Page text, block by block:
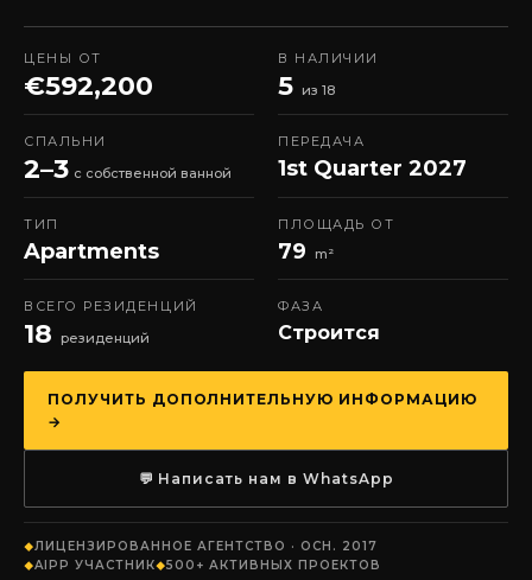
ЦЕНЫ ОТ
€592,200
В НАЛИЧИИ
5 из 18
СПАЛЬНИ
2–3 с собственной ванной
ПЕРЕДАЧА
1st Quarter 2027
ТИП
Apartments
ПЛОЩАДЬ ОТ
79 m²
ВСЕГО РЕЗИДЕНЦИЙ
18 резиденций
ФАЗА
Строится
ПОЛУЧИТЬ ДОПОЛНИТЕЛЬНУЮ ИНФОРМАЦИЮ
→
💬 Написать нам в WhatsApp
ЛИЦЕНЗИРОВАННОЕ АГЕНТСТВО · ОСН. 2017
AIPP УЧАСТНИК
500+ АКТИВНЫХ ПРОЕКТОВ